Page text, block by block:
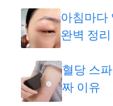
아침마다
완벽 정리
혈당 스
짜 이유